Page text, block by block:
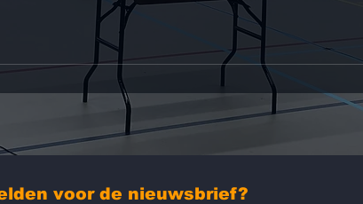
groep mastersgewichtheffers die
masters associatie op te richten.
voor de nieuwsbrief?